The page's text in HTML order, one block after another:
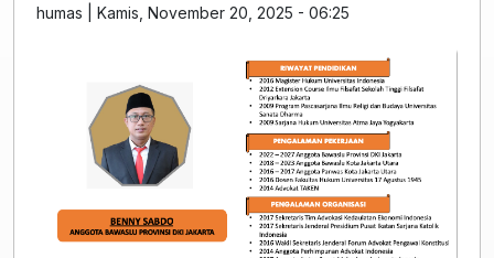
humas Kamis, November 20, 2025 - 06:25